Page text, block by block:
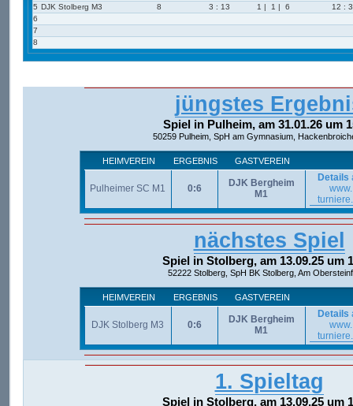
5 DJK Stolberg M3 8 3 : 13 1 | 1 | 6
12 :
6
7
8
jüngstes
Spiel in Pulheim, am 31.01.26 um
50259 Pulheim, SpH am Gymnasium,
HEIMVEREIN ERGEBNIS GASTVEREIN
Pulheimer SC M1 0:6
DJK Bergheim
M1
Details
www.
nächstes Spiel
Spiel in Stolberg, am 13.09.25 um
52222 Stolberg, SpH BK Stolberg, Am
HEIMVEREIN ERGEBNIS GASTVEREIN
DJK Stolberg M3 0:6
DJK Bergheim
M1
Details
www.
1. Spieltag
Spiel in Stolberg, am 13.09.25 um